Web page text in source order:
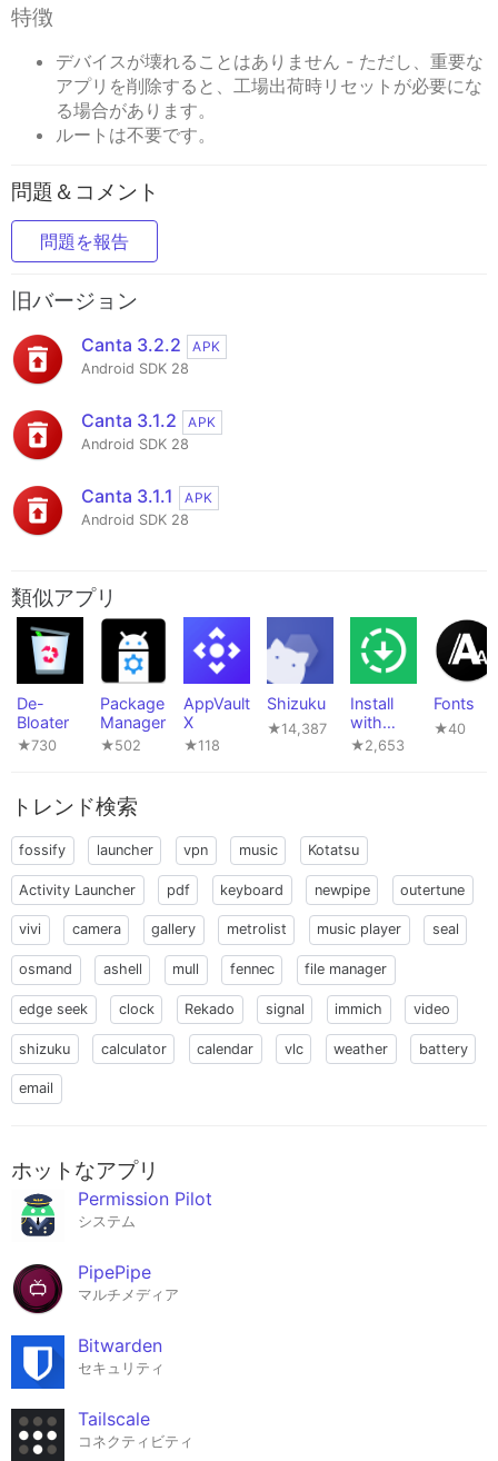
特徴
デバイスが壊れることはありません - ただし、重要な
アプリを削除すると、工場出荷時リセットが必要にな
る場合があります。
ルートは不要です。
問題＆コメント
問題を報告
旧バージョン
Canta 3.2.2
APK
Android SDK 28
Canta 3.1.2
APK
Android SDK 28
Canta 3.1.1
APK
Android SDK 28
類似アプリ
De-
Bloater
★730
Package
Manager
★502
AppVault
X
★118
Shizuku
★14,387
Install
with
Options
★2,653
Fonts
★40
トレンド検索
fossify launcher vpn music Kotatsu
Activity Launcher pdf keyboard newpipe outertune
vivi camera gallery metrolist music player seal
osmand ashell mull fennec file manager
edge seek clock Rekado signal immich video
shizuku calculator calendar vlc weather battery
email
ホットなアプリ
Permission Pilot
システム
PipePipe
マルチメディア
Bitwarden
セキュリティ
Tailscale
コネクティビティ